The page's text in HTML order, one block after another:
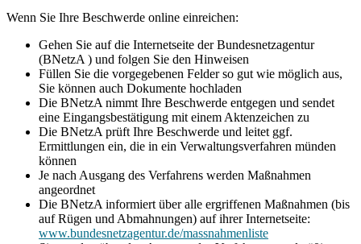
Wenn Sie Ihre Beschwerde online einreichen:
Gehen Sie auf die Internetseite der Bundesnetzagentur
(BNetzA ) und folgen Sie den Hinweisen
Füllen Sie die vorgegebenen Felder so gut wie möglich aus,
Sie können auch Dokumente hochladen
Die BNetzA nimmt Ihre Beschwerde entgegen und sendet
eine Eingangsbestätigung mit einem Aktenzeichen zu
Die BNetzA prüft Ihre Beschwerde und leitet ggf.
Ermittlungen ein, die in ein Verwaltungsverfahren münden
können
Je nach Ausgang des Verfahrens werden Maßnahmen
angeordnet
Die BNetzA informiert über alle ergriffenen Maßnahmen (bis
auf Rügen und Abmahnungen) auf ihrer Internetseite:
www.bundesnetzagentur.de/massnahmenliste